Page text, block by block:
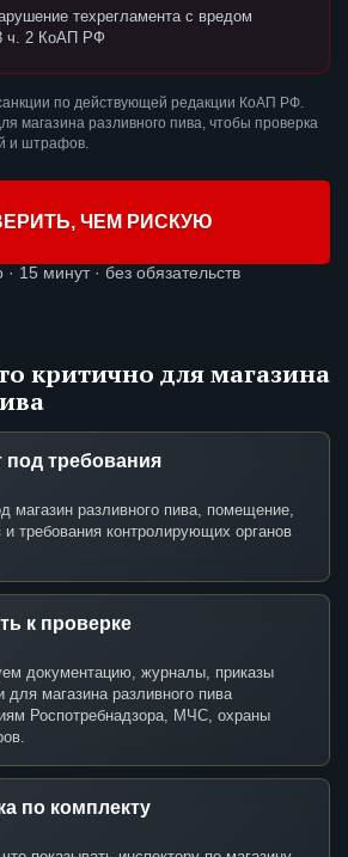
техрегламента с вредом
ч. 2 КоАП РФ
по действующей редакции КоАП РФ.
магазина разливного пива, чтобы проверка
и штрафов.
ЧЕМ РИСКУЮ
· 15 минут · без обязательств
критично для магазина
под требования
магазин разливного пива, помещение,
и требования контролирующих органов
к проверке
документацию, журналы, приказы
для магазина разливного пива
Роспотребнадзора, МЧС, охраны
по комплекту